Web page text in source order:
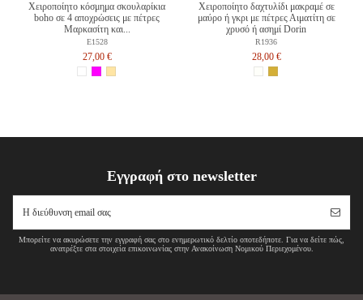
Χειροποίητο κόσμημα σκουλαρίκια
boho σε 4 αποχρώσεις με πέτρες
Μαρκασίτη και...
E1528
27,00 €
Χειροποίητο δαχτυλίδι μακραμέ σε
μαύρο ή γκρι με πέτρες Αιματίτη σε
χρυσό ή ασημί Dorin
R1936
28,00 €
Εγγραφή στο newsletter
Μπορείτε να ακυρώσετε την εγγραφή σας στο ενημερωτικό δελτίο οποτεδήποτε. Για να δείτε πώς,
ανατρέξτε στα στοιχεία επικοινωνίας στην Ανακοίνωση Νομικού Περιεχομένου.